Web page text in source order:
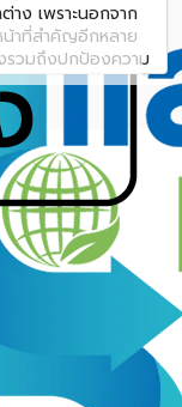
ง เพราะนอกจาก
น้าที่สำคัญอีกหลาย
รวมถึงปกป้องความ
านกับหน้าต่างเป็น
ห้เหมาะกับบ้าน
ผืนนี้สร้างดีไซน์ดีๆ
รติดผ้าม่านสองชั้น
อน เพื่อความเป็น
สองชั้นทำให้เลือก
นที่ ผ้าม่านกรองก็
วามเป็นส่วนตัว
งค์ประกอบของ
านอย่างละเอียด
ณะ การวัดขนาด
ณาและขอทราบ
ร้านจำหน่ายผ้าม่าน